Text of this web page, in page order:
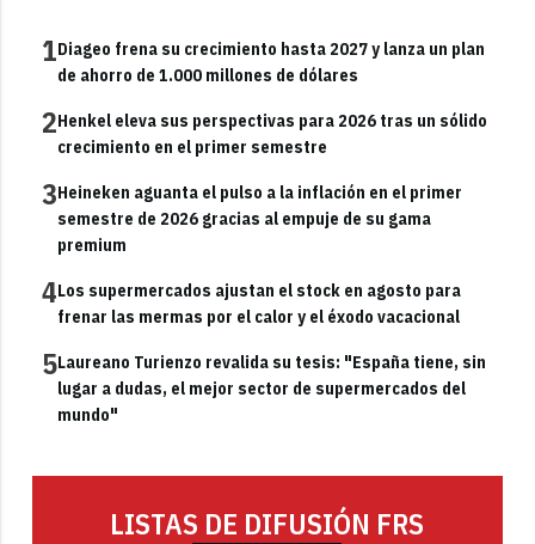
1Diageo frena su crecimiento hasta 2027 y lanza un plan
de ahorro de 1.000 millones de dólares
2Henkel eleva sus perspectivas para 2026 tras un sólido
crecimiento en el primer semestre
3Heineken aguanta el pulso a la inflación en el primer
semestre de 2026 gracias al empuje de su gama
premium
4Los supermercados ajustan el stock en agosto para
frenar las mermas por el calor y el éxodo vacacional
5Laureano Turienzo revalida su tesis: "España tiene, sin
lugar a dudas, el mejor sector de supermercados del
mundo"
LISTAS DE DIFUSIÓN FRS